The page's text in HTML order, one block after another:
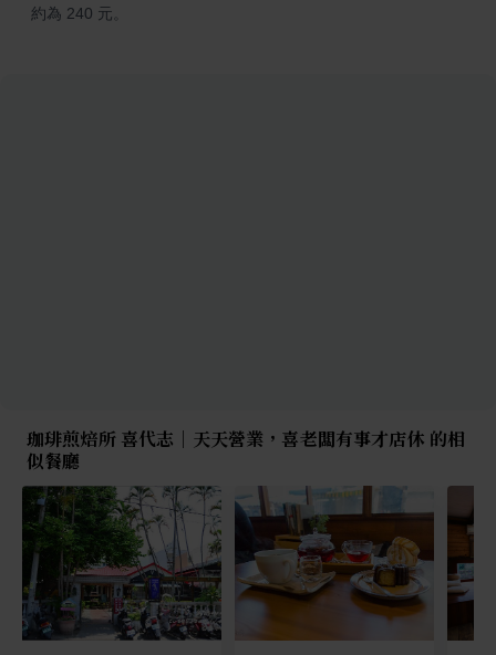
約為 240 元。
珈琲煎焙所 喜代志｜天天營業，喜老闆有事才店休 的相
似餐廳